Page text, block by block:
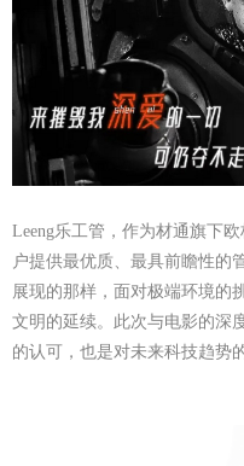
Leeng乐工管，作为材通旗下
户提供最优质、最具前瞻性的
展现的那样，面对极端环境的
文明的延续。此次与电影的深
的认可，也是对未来科技趋势